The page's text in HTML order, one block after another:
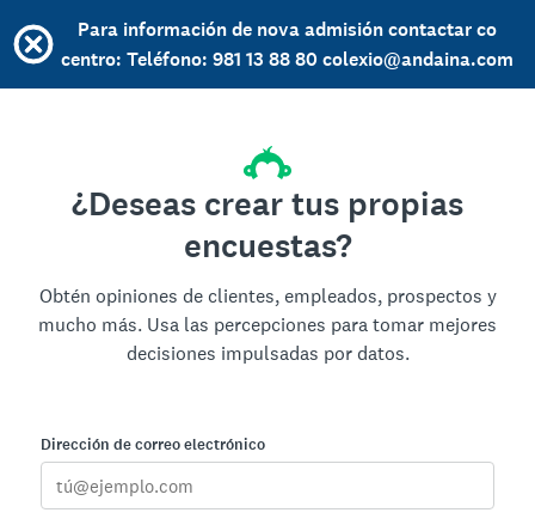
Para información de nova admisión contactar co
centro: Teléfono: 981 13 88 80 colexio@andaina.com
¿Deseas crear tus propias
encuestas?
Obtén opiniones de clientes, empleados, prospectos y
mucho más. Usa las percepciones para tomar mejores
decisiones impulsadas por datos.
Dirección de correo electrónico